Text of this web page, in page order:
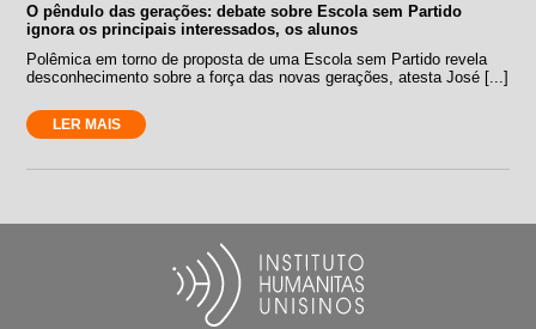
O pêndulo das gerações: debate sobre Escola sem Partido
ignora os principais interessados, os alunos
Polêmica em torno de proposta de uma Escola sem Partido revela
desconhecimento sobre a força das novas gerações, atesta José [...]
LER MAIS